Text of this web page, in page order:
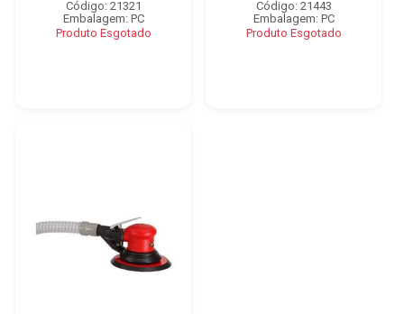
Código: 21321
Embalagem: PC
Produto Esgotado
Código: 21443
Embalagem: PC
Produto Esgotado